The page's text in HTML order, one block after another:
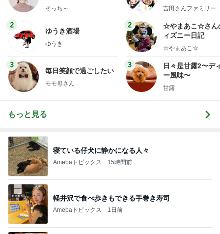
献立
そっち～
2
ゆうき酒場
ゆうき
3
毎日笑顔で過ごしたい
モモ母さん
y Ameba 吉田さ
ログ
吉田さんファミリー
2
☆やまあこ☆さん
ィズニー日記
☆やまあこ☆
3
日々是甘露2〜デ
ー風味〜
甘露
もっと見る
寝ている仔犬に静かになる人々
Amebaトピックス 15時間前
軽井沢で食べ歩きもできる手巻き寿司
Amebaトピックス 1日前